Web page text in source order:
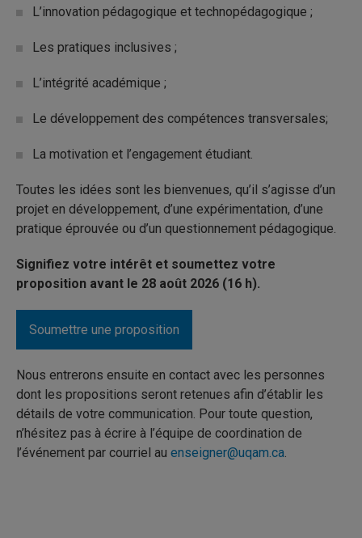
L’innovation pédagogique et technopédagogique ;
Les pratiques inclusives ;
L’intégrité académique ;
Le développement des compétences transversales;
La motivation et l’engagement étudiant.
Toutes les idées sont les bienvenues, qu’il s’agisse d’un
projet en développement, d’une expérimentation, d’une
pratique éprouvée ou d’un questionnement pédagogique.
Signifiez votre intérêt et soumettez votre
proposition avant le 28 août 2026 (16 h).
Soumettre une proposition
Nous entrerons ensuite en contact avec les personnes
dont les propositions seront retenues afin d’établir les
détails de votre communication. Pour toute question,
n’hésitez pas à écrire à l’équipe de coordination de
l’événement par courriel au enseigner@uqam.ca.